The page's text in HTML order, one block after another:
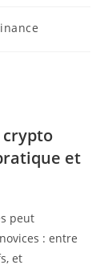
et
peut
: entre
et